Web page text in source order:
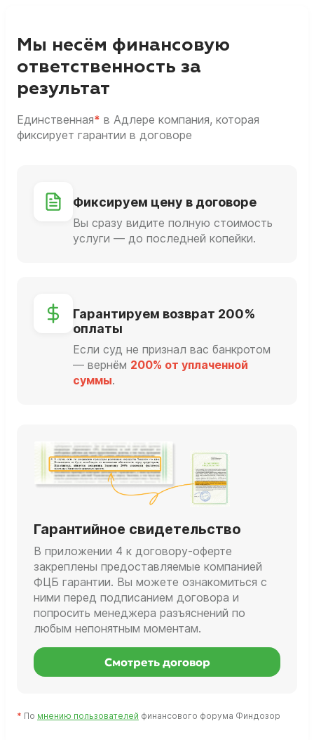
Мы несём финансовую
ответственность за
результат
Единственная* в Адлере компания, которая
фиксирует гарантии в договоре
Фиксируем цену в договоре
Вы сразу видите полную стоимость
услуги — до последней копейки.
Гарантируем возврат 200%
оплаты
Если суд не признал вас банкротом
— вернём 200% от уплаченной
суммы.
Гарантийное свидетельство
В приложении 4 к договору-оферте
закреплены предоставляемые компанией
ФЦБ гарантии. Вы можете ознакомиться с
ними перед подписанием договора и
попросить менеджера разъяснений по
любым непонятным моментам.
Смотреть договор
* По мнению пользователей финансового форума Финдозор